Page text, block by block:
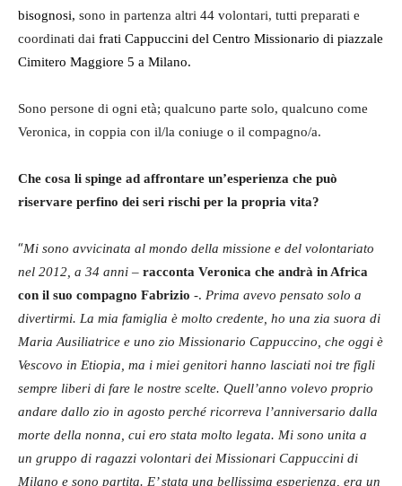
bisognosi, sono in partenza altri 44 volontari, tutti preparati e
coordinati dai frati Cappuccini del Centro Missionario di piazzale
Cimitero Maggiore 5 a Milano.
Sono persone di ogni età; qualcuno parte solo, qualcuno come
Veronica, in coppia con il/la coniuge o il compagno/a.
Che cosa li spinge ad affrontare un’esperienza che può
riservare perfino dei seri rischi per la propria vita?
“Mi sono avvicinata al mondo della missione e del volontariato
nel 2012, a 34 anni – racconta Veronica che andrà in Africa
con il suo compagno Fabrizio -. Prima avevo pensato solo a
divertirmi. La mia famiglia è molto credente, ho una zia suora di
Maria Ausiliatrice e uno zio Missionario Cappuccino, che oggi è
Vescovo in Etiopia, ma i miei genitori hanno lasciati noi tre figli
sempre liberi di fare le nostre scelte. Quell’anno volevo proprio
andare dallo zio in agosto perché ricorreva l’anniversario dalla
morte della nonna, cui ero stata molto legata. Mi sono unita a
un gruppo di ragazzi volontari dei Missionari Cappuccini di
Milano e sono partita. E’ stata una bellissima esperienza, era un